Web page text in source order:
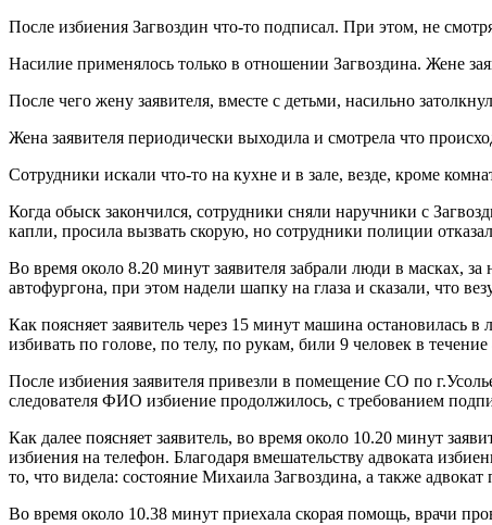
После избиения Загвоздин что-то подписал. При этом, не
Насилие применялось только в отношении Загвоздина. Жене
После чего жену заявителя, вместе с детьми, насильно
Жена заявителя периодически выходила и смотрела что
Сотрудники искали что-то на кухне и в зале, везде, кроме
Когда обыск закончился, сотрудники сняли наручники с
капли, просила вызвать скорую, но сотрудники полиции
Во время около 8.20 минут заявителя забрали люди в масках,
автофургона, при этом надели шапку на глаза и сказали, что
Как поясняет заявитель через 15 минут машина остановилась
избивать по голове, по телу, по рукам, били 9 человек в
После избиения заявителя привезли в помещение СО по
следователя ФИО избиение продолжилось, с требованием
Как далее поясняет заявитель, во время около 10.20 минут
избиения на телефон. Благодаря вмешательству адвоката
то, что видела: состояние Михаила Загвоздина, а также
Во время около 10.38 минут приехала скорая помощь, врачи